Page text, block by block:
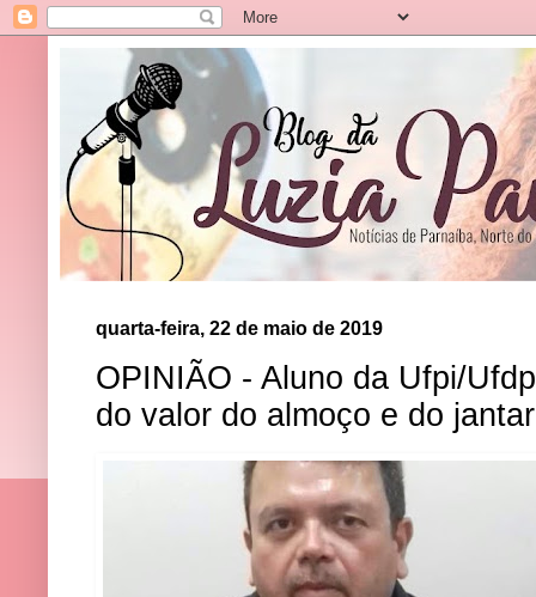
quarta-feira, 22 de maio de 2019
OPINIÃO - Aluno da Ufpi/
do valor do almoço e do